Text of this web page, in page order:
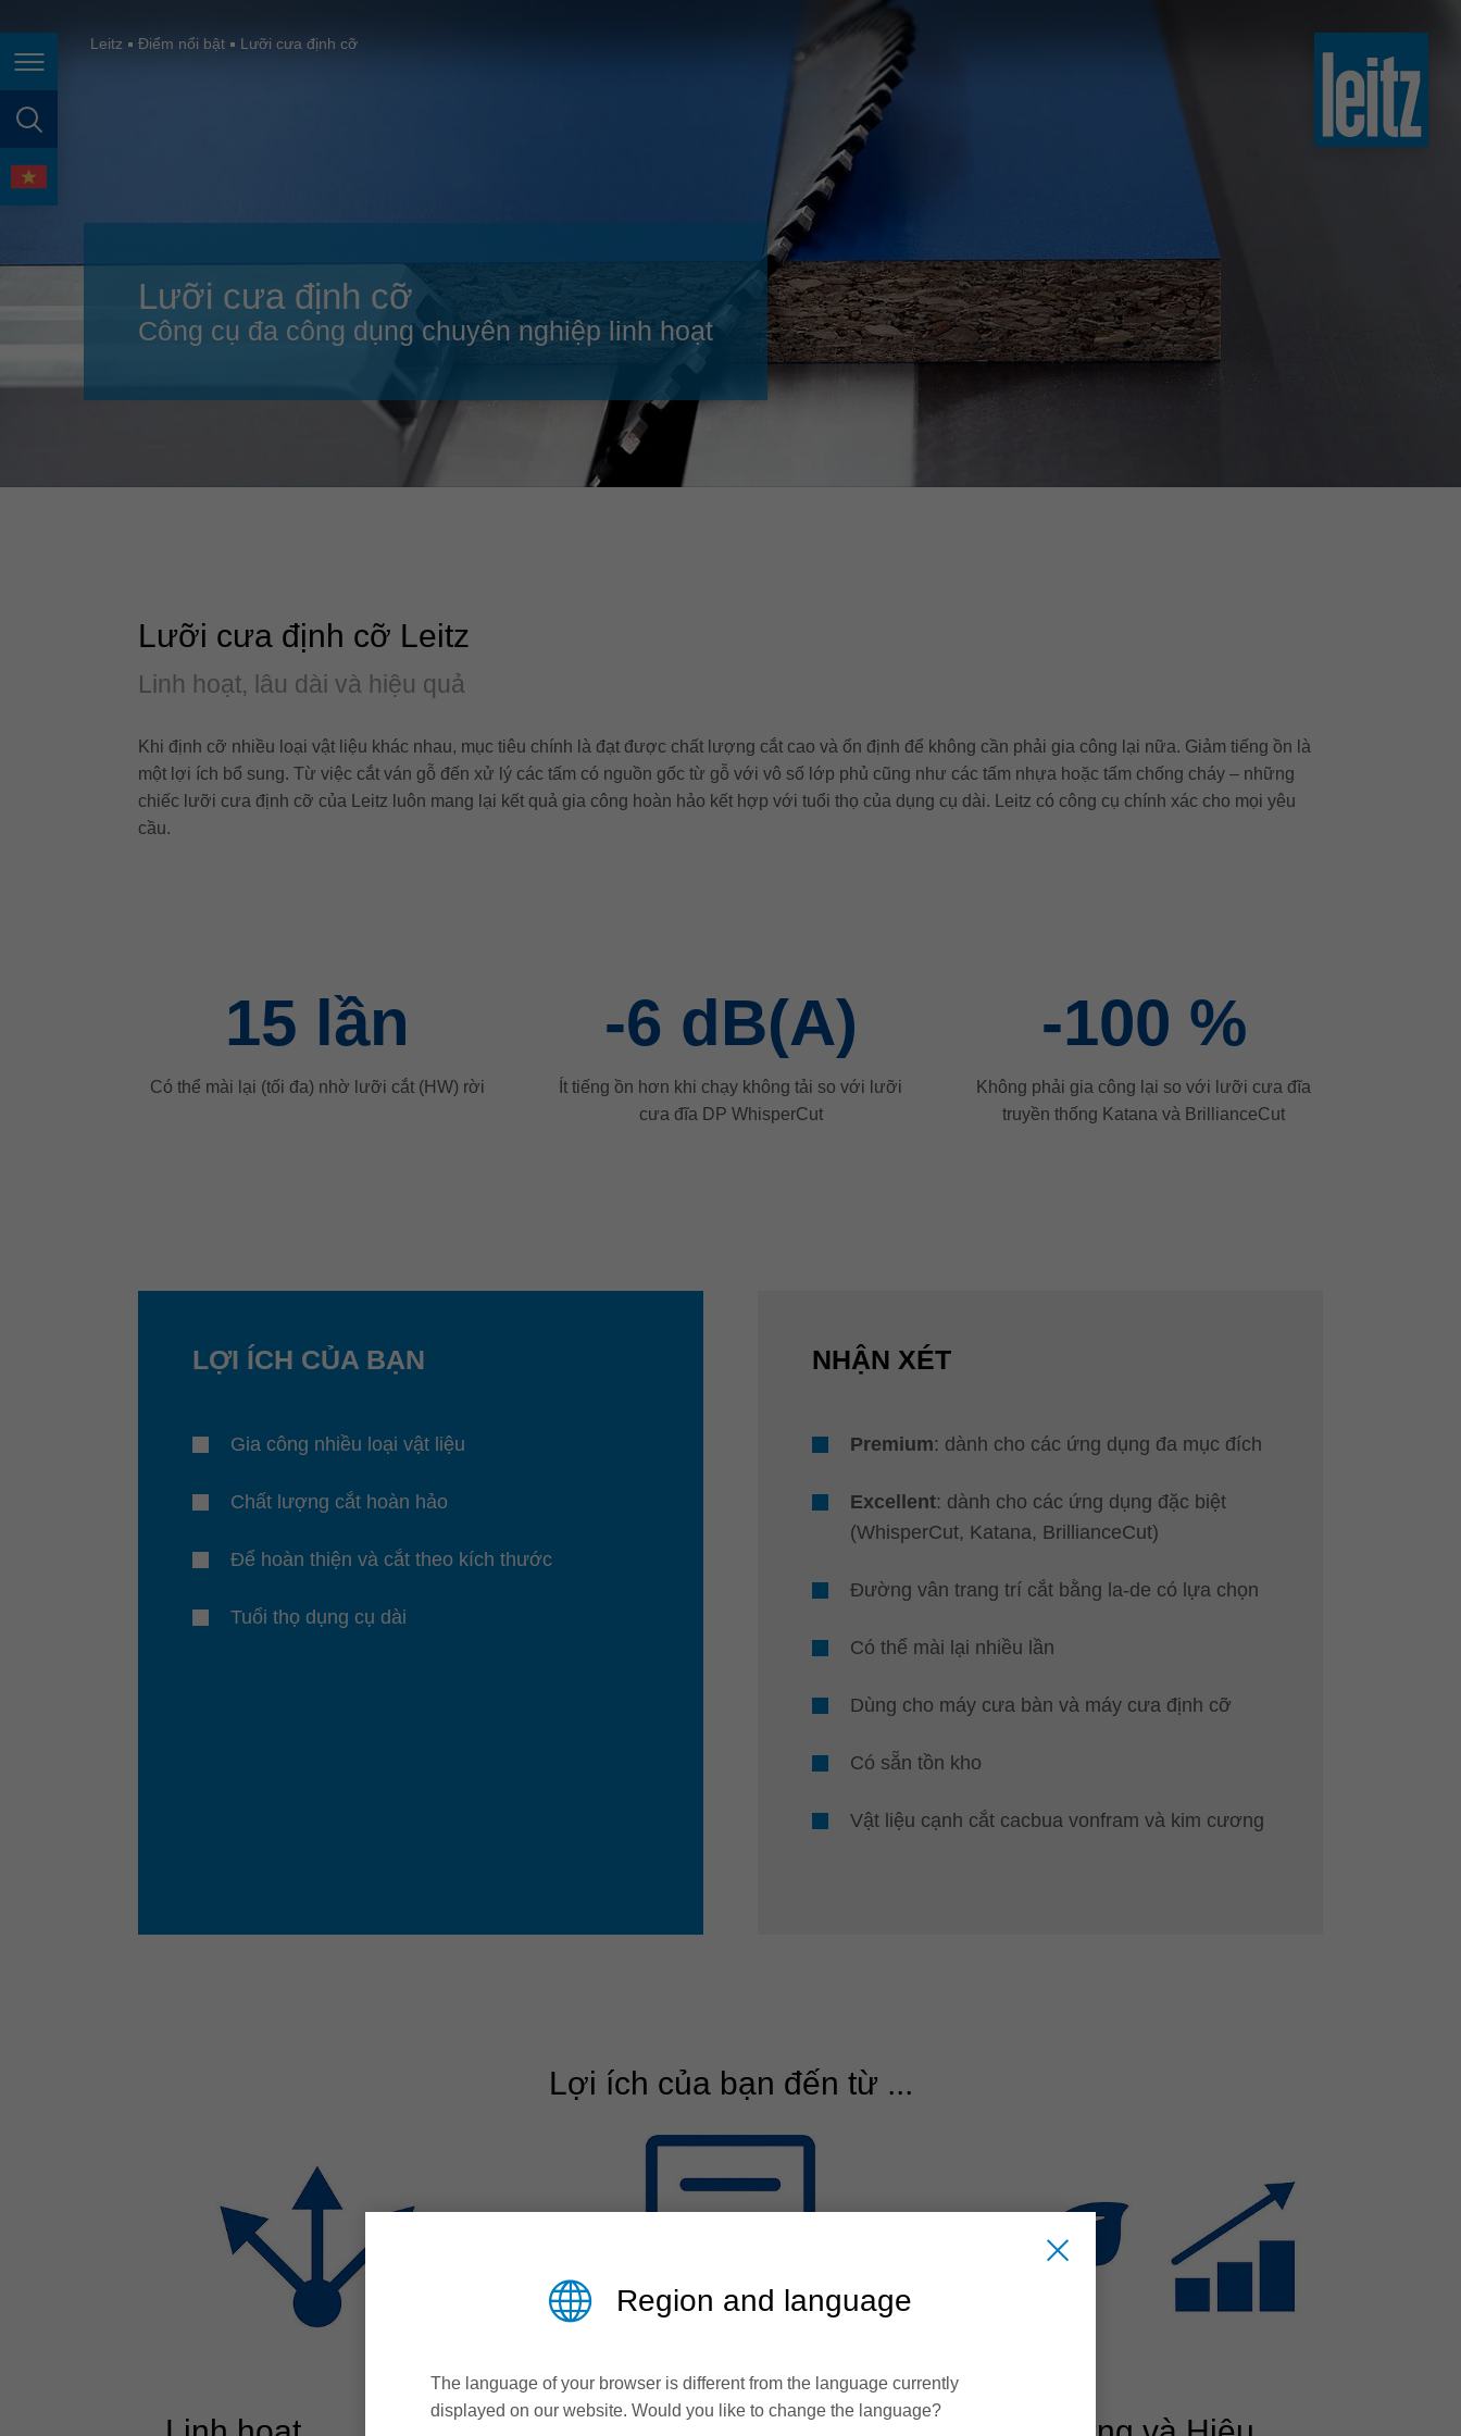
tìm kiếm trang
ngôn ngữ
France
Japan (日本)
Magyarország
Malaysia english
México
Suomi
Taiwan
Türkiye
USA
Việt Nam
中国 中文
ประเทศไทย ไทย
Україна yкраїнська
Leitz Điểm nổi bật Lưỡi cưa định cỡ
Lưỡi cưa định cỡ
Công cụ đa công dụng chuyên nghiệp linh hoạt
Lưỡi cưa định cỡ Leitz
Linh hoạt, lâu dài và hiệu quả
Khi định cỡ nhiều loại vật liệu khác nhau, mục tiêu chính là đạt được chất lượng cắt cao và ổn định để không cần phải gia công lại nữa. Giảm tiếng ồn là
một lợi ích bổ sung. Từ việc cắt ván gỗ đến xử lý các tấm có nguồn gốc từ gỗ với vô số lớp phủ cũng như các tấm nhựa hoặc tấm chống cháy – những
chiếc lưỡi cưa định cỡ của Leitz luôn mang lại kết quả gia công hoàn hảo kết hợp với tuổi thọ của dụng cụ dài. Leitz có công cụ chính xác cho mọi yêu
cầu.
15 lần
Có thể mài lại (tối đa) nhờ lưỡi cắt (HW) rời
-6 dB(A)
Ít tiếng ồn hơn khi chạy không tải so với lưỡi
cưa đĩa DP WhisperCut
-100 %
Không phải gia công lại so với lưỡi cưa đĩa
truyền thống Katana và BrillianceCut
LỢI ÍCH CỦA BẠN
Gia công nhiều loại vật liệu
Chất lượng cắt hoàn hảo
Để hoàn thiện và cắt theo kích thước
Tuổi thọ dụng cụ dài
NHẬN XÉT
Premium: dành cho các ứng dụng đa mục đích
Excellent: dành cho các ứng dụng đặc biệt
(WhisperCut, Katana, BrillianceCut)
Đường vân trang trí cắt bằng la-de có lựa chọn
Có thể mài lại nhiều lần
Dùng cho máy cưa bàn và máy cưa định cỡ
Có sẵn tồn kho
Vật liệu cạnh cắt cacbua vonfram và kim cương
Lợi ích của bạn đến từ ...
Region and language
The language of your browser is different from the language currently
displayed on our website. Would you like to change the language?